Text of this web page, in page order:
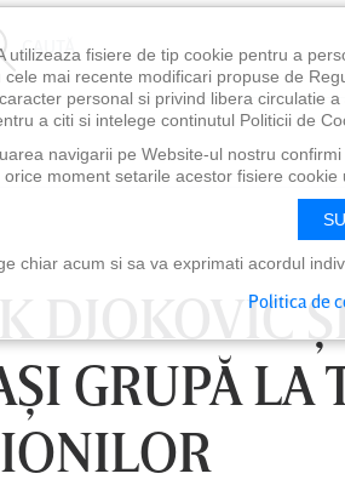
CAUTĂ
DJOKOVIC
GRUPĂ LA
utilizeaza fisiere de tip cookie pentru a
cele mai recente modificari propuse de
personal si privind libera circulatie
a citi si intelege continutul Politicii de
navigarii pe Website-ul nostru
orice moment setarile acestor fisiere
chiar acum si sa va exprimati acordul
Politica de